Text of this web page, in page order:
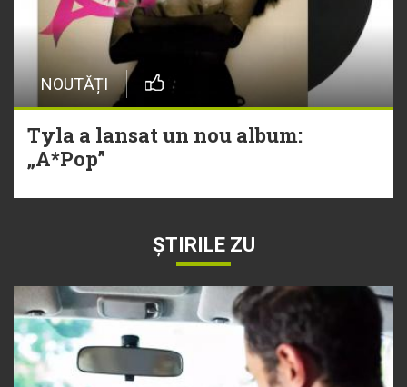
NOUTĂȚI
Tyla a lansat un nou album:
„A*Pop”
ȘTIRILE ZU